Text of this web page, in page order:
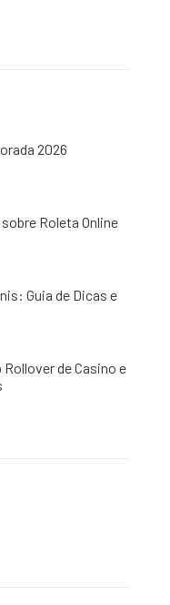
2026
Roleta Online
Guia de Dicas e
de Casino e